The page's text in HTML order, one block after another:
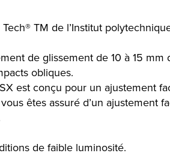
TM de l’Institut
de glissement de 10 à 15
obliques.
est conçu pour un ajustement
êtes assuré d’un ajustement
de faible luminosité.